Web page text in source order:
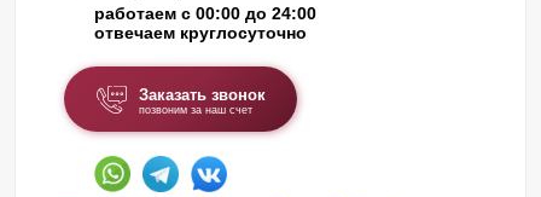
работаем с 00:00 до 24:00
отвечаем круглосуточно
Заказать звонок
позвоним за наш счет